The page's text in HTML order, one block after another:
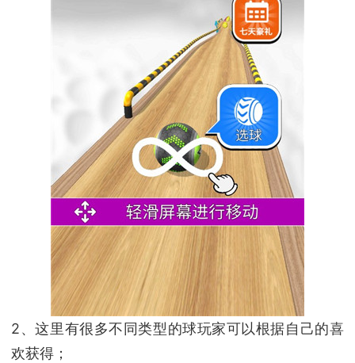
2、这里有很多不同类型的球玩家可以根据自己的喜
欢获得；